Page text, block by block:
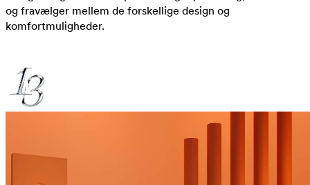
og fravælger mellem de forskellige design og
komfortmuligheder.